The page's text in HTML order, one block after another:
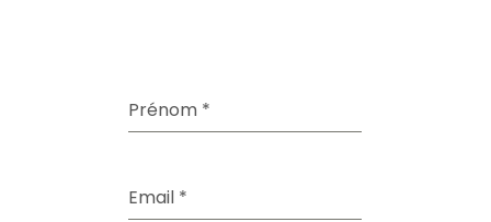
Prénom *
Email *